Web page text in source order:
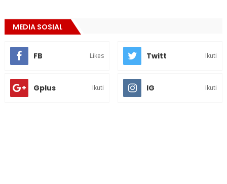
MEDIA SOSIAL
FB Likes Twitt Ikuti
Gplus Ikuti IG Ikuti